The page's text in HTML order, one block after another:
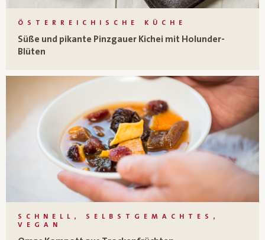
ÖSTERREICHISCHE KÜCHE
Süße und pikante Pinzgauer Kichei mit Holunder-
Blüten
SCHNELL, SELBSTGEMACHTES,
VEGAN